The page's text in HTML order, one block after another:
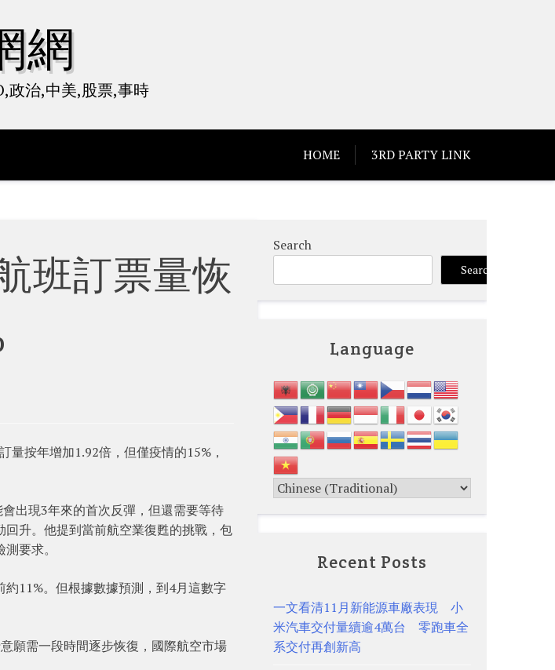
網
政治,中美,股票,事時
HOME 3RD PARTY LINK
班訂票量恢
按年增加1.92倍，但僅疫情的15%，
出現3年來的首次反彈，但還需要等待
升。他提到當前航空業復甦的挑戰，包
要求。
11%。但根據數據預測，到4月這數字
願需一段時間逐步恢復，國際航空市場
Search
Search
Language
Recent Posts
一文看清11月新能源車廠表現 小
米汽車交付量續逾4萬台 零跑車全
系交付再創新高